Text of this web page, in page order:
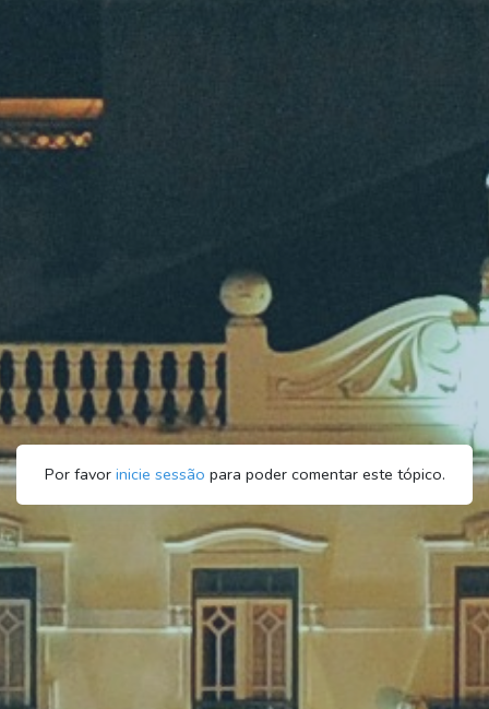
Por favor inicie sessão para poder comentar este tópico.